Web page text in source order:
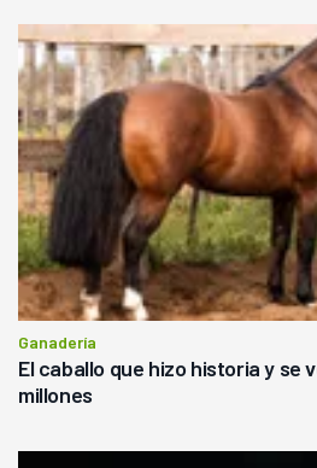
Ganadería
El caballo que hizo historia y se
millones